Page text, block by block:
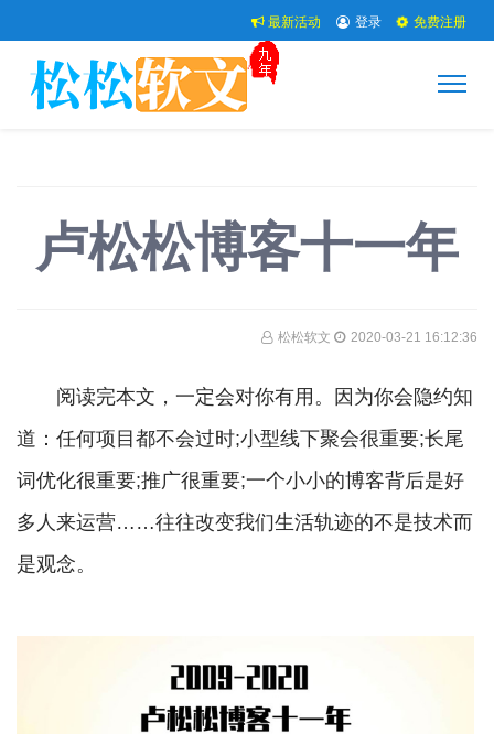
最新活动 登录 免费注册
卢松松博客十一年
松松软文 2020-03-21 16:12:36
阅读完本文，一定会对你有用。因为你会隐约知
道：任何项目都不会过时;小型线下聚会很重要;长尾
词优化很重要;推广很重要;一个小小的博客背后是好
多人来运营……往往改变我们生活轨迹的不是技术而
是观念。